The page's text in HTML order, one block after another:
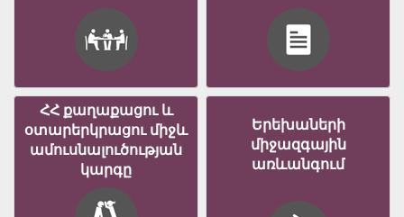
ՀՀ քաղաքացու և
օտարերկրացու միջև
ամուսնալուծության
կարգը
Երեխաների
միջազգային
առևանգում